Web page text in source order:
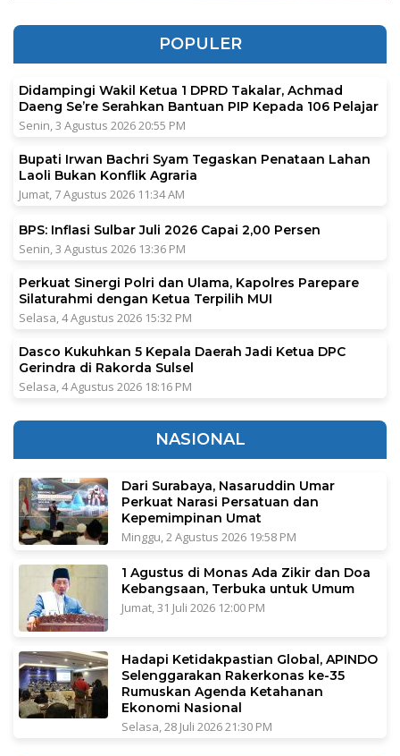
POPULER
Didampingi Wakil Ketua 1 DPRD Takalar, Achmad
Daeng Se’re Serahkan Bantuan PIP Kepada 106 Pelajar
Senin, 3 Agustus 2026 20:55 PM
Bupati Irwan Bachri Syam Tegaskan Penataan Lahan
Laoli Bukan Konflik Agraria
Jumat, 7 Agustus 2026 11:34 AM
BPS: Inflasi Sulbar Juli 2026 Capai 2,00 Persen
Senin, 3 Agustus 2026 13:36 PM
Perkuat Sinergi Polri dan Ulama, Kapolres Parepare
Silaturahmi dengan Ketua Terpilih MUI
Selasa, 4 Agustus 2026 15:32 PM
Dasco Kukuhkan 5 Kepala Daerah Jadi Ketua DPC
Gerindra di Rakorda Sulsel
Selasa, 4 Agustus 2026 18:16 PM
NASIONAL
Dari Surabaya, Nasaruddin Umar
Perkuat Narasi Persatuan dan
Kepemimpinan Umat
Minggu, 2 Agustus 2026 19:58 PM
1 Agustus di Monas Ada Zikir dan Doa
Kebangsaan, Terbuka untuk Umum
Jumat, 31 Juli 2026 12:00 PM
Hadapi Ketidakpastian Global, APINDO
Selenggarakan Rakerkonas ke-35
Rumuskan Agenda Ketahanan
Ekonomi Nasional
Selasa, 28 Juli 2026 21:30 PM